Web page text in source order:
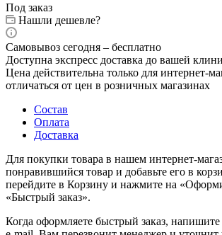
Под заказ
Нашли дешевле?
Самовывоз сегодня – бесплатно
Доступна экспресс доставка до вашей
Цена действительна только для интернет-
отличаться от цен в розничных магазинах
Состав
Оплата
Доставка
Для покупки товара в нашем интернет-
понравившийся товар и добавьте его в
перейдите в Корзину и нажмите на
«Быстрый заказ».
Когда оформляете быстрый заказ,